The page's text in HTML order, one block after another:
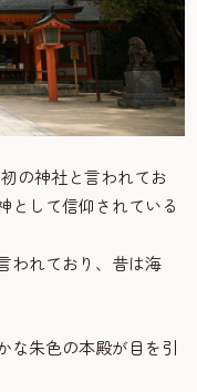
の神社と言われてお
として信仰されている
われており、昔は海
な朱色の本殿が目を引